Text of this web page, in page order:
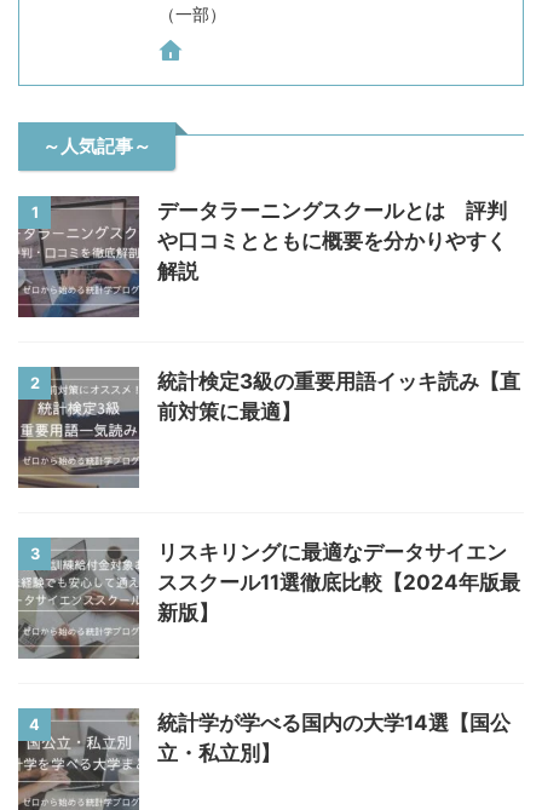
（一部）
～人気記事～
1
データラーニングスクールとは 評判
や口コミとともに概要を分かりやすく
解説
2
統計検定3級の重要用語イッキ読み【直
前対策に最適】
3
リスキリングに最適なデータサイエン
ススクール11選徹底比較【2024年版最
新版】
4
統計学が学べる国内の大学14選【国公
立・私立別】